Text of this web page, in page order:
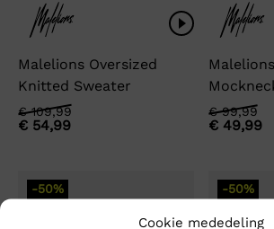
Cookie mededeling
Malelions Oversized
Knitted Sweater
€109,99
Oorspronkelijke
prijs
€ 54,99
Huidige
prijs
€99,99
prijs
€ 49,99
Huidige
prijs
-50% -50%